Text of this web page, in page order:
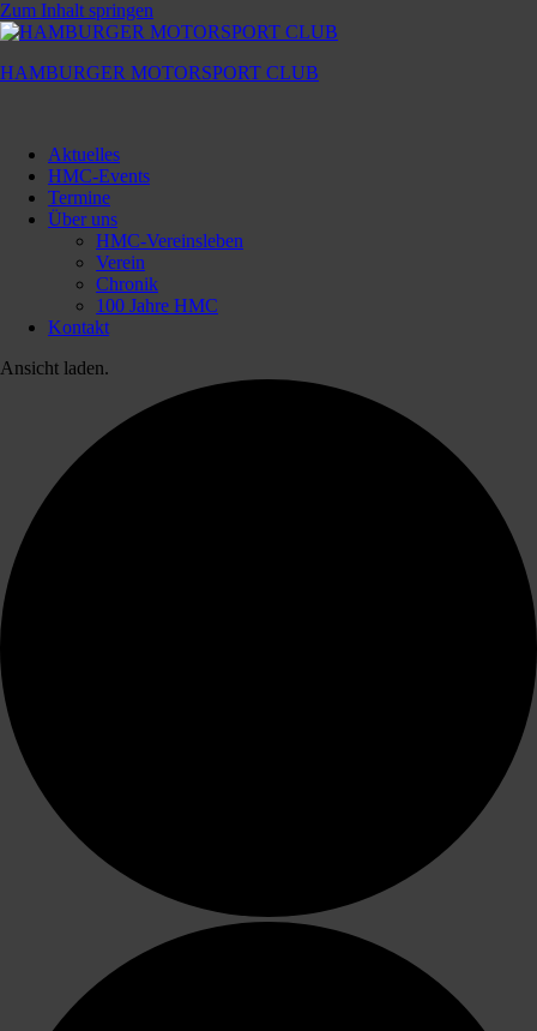
Zum Inhalt springen
HAMBURGER MOTORSPORT CLUB
Motorsport
Club
Aktuelles
HMC-Events
Termine
Über uns
HMC-Vereinsleben
Verein
Chronik
100 Jahre HMC
Kontakt
Ansicht laden.